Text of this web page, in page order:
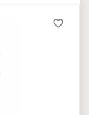
favorite_border